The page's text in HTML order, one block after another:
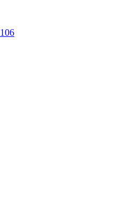
106